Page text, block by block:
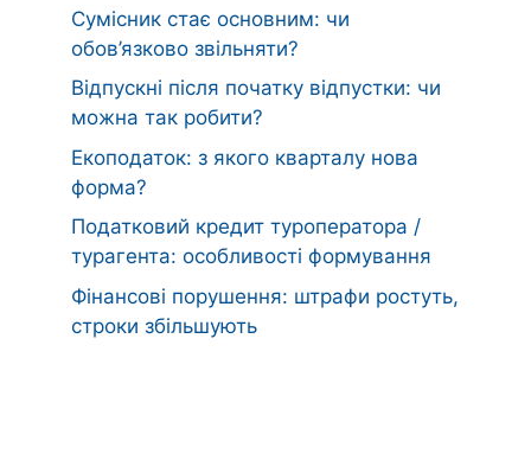
Сумісник стає основним: чи
обов’язково звільняти?
Відпускні після початку відпустки: чи
можна так робити?
Екоподаток: з якого кварталу нова
форма?
Податковий кредит туроператора /
турагента: особливості формування
Фінансові порушення: штрафи ростуть,
строки збільшують